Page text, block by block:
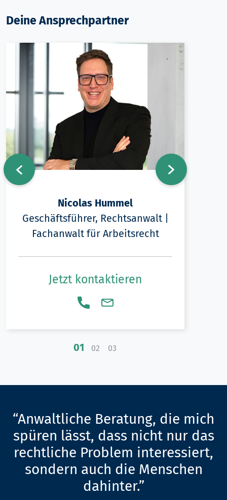
Deine Ansprechpartner
Nicolas Hummel
Geschäftsführer, Rechtsanwalt |
Fachanwalt für Arbeitsrecht
Jetzt kontaktieren
01 02 03
“Anwaltliche Beratung, die mich
spüren lässt, dass nicht nur das
rechtliche Problem interessiert,
sondern auch die Menschen
dahinter.”